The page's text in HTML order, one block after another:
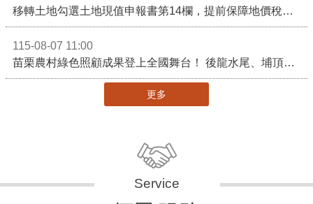
移轉土地勾選土地現值申報書第14欄，提前保障地價稅節稅權益
115-08-07 11:00
苗栗農村綠色照顧成果登上全國舞台！ 後龍水尾、埔頂社區前進2026高齡健康產業博覽會
更多